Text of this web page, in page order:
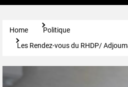
Home
Politique
Les Rendez-vous du RHDP/